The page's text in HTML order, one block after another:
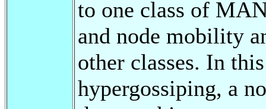
to one class of
and node mobility
other classes. In
hypergossiping, a